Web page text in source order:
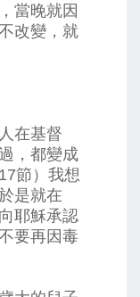
當晚就因
改變，就
在基督
，都變成
節）我想
是就在
耶穌承認
要再因毒